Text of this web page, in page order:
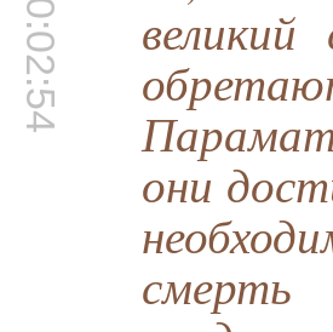
00:02:54
они
смерть